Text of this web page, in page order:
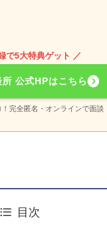
で5大特典ゲット ／
公式HPはこちら
完全匿名・オンラインで面談
目次